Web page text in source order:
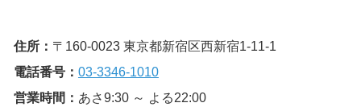
住所： 〒160-0023 東京都新宿区西新宿1-11-1
電話番号： 03-3346-1010
営業時間： あさ9:30 ～ よる22:00